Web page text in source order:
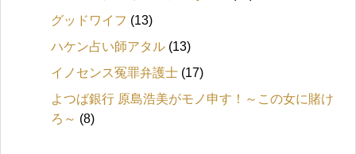
グッドワイフ (13)
ハケン占い師アタル (13)
イノセンス冤罪弁護士 (17)
よつば銀行 原島浩美がモノ申す！～この女に賭け
ろ～ (8)